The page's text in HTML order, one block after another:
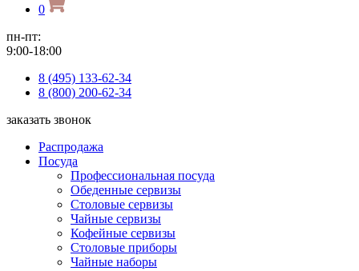
0
пн-пт:
9:00-18:00
8 (495) 133-62-34
8 (800) 200-62-34
заказать звонок
Распродажа
Посуда
Профессиональная посуда
Обеденные сервизы
Столовые сервизы
Чайные сервизы
Кофейные сервизы
Столовые приборы
Чайные наборы